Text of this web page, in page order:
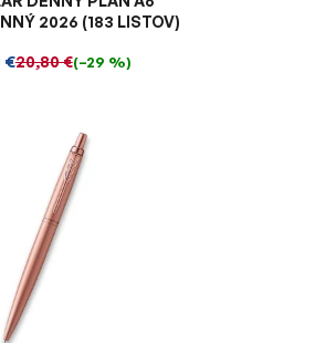
2026 (183 LISTOV)
€20,80 €(–29 %)